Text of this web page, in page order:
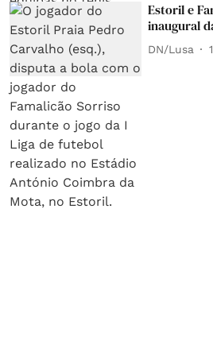
Estoril e
inaugural
DN/Lusa